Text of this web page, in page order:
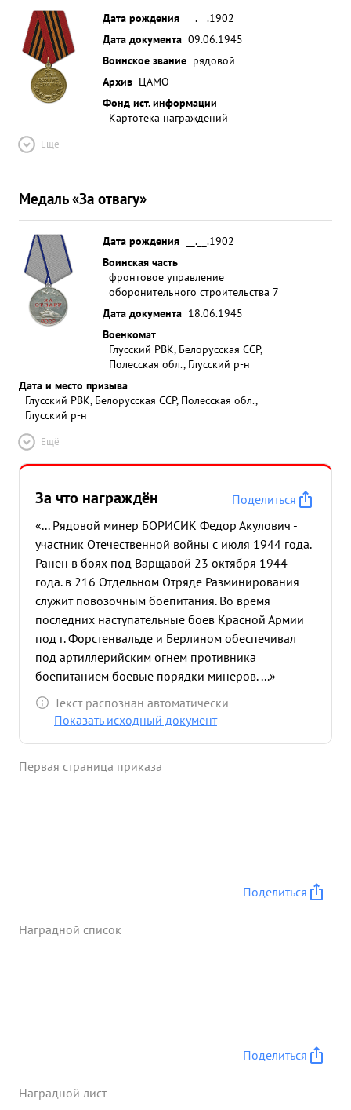
Дата рождения
__.__.1902
Дата документа 09.06.1945
Воинское звание рядовой
Архив ЦАМО
Фонд ист. информации
Картотека награждений
Ещё
Медаль «За отвагу»
Дата рождения
__.__.1902
Воинская часть
фронтовое управление
оборонительного строительства 7
Дата документа 18.06.1945
Военкомат
Глусский РВК, Белорусская ССР,
Полесская обл., Глусский р-н
Дата и место призыва
Глусский РВК, Белорусская ССР, Полесская обл.,
Глусский р-н
Ещё
За что награждён
Поделиться
«... Рядовой минер БОРИСИК Федор Акулович -
участник Отечественной войны с июля 1944 года.
Ранен в боях под Варщавой 23 октября 1944
года. в 216 Отдельном Отряде Разминирования
служит повозочным боепитания. Во время
последних наступательные боев Красной Армии
под г. Форстенвальде и Берлином обеспечивал
под артиллерийским огнем противника
боепитанием боевые порядки минеров. ...»
Текст распознан автоматически
Показать исходный документ
Первая страница приказа
Поделиться
Наградной список
Поделиться
Наградной лист